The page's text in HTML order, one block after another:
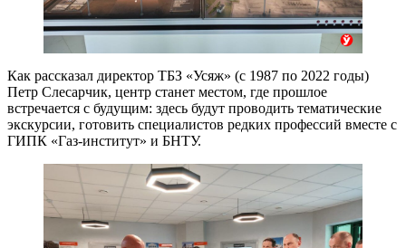
Как рассказал директор ТБЗ «Усяж» (с 1987 по 2022 годы)
Петр Слесарчик, центр станет местом, где прошлое
встречается с будущим: здесь будут проводить тематические
экскурсии, готовить специалистов редких профессий вместе с
ГИПК «Газ-институт» и БНТУ.